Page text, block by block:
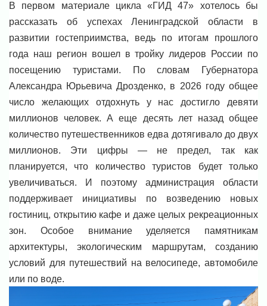
В первом материале цикла «ГИД 47» хотелось бы
рассказать об успехах Ленинградской области в
развитии гостеприимства, ведь по итогам прошлого
года наш регион вошел в тройку лидеров России по
посещению туристами. По словам Губернатора
Александра Юрьевича Дрозденко, в 2026 году общее
число желающих отдохнуть у нас достигло девяти
миллионов человек. А еще десять лет назад общее
количество путешественников едва дотягивало до двух
миллионов. Эти цифры — не предел, так как
планируется, что количество туристов будет только
увеличиваться. И поэтому администрация области
поддерживает инициативы по возведению новых
гостиниц, открытию кафе и даже целых рекреационных
зон. Особое внимание уделяется памятникам
архитектуры, экологическим маршрутам, созданию
условий для путешествий на велосипеде, автомобиле
или по воде.